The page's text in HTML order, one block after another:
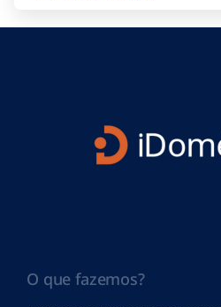
O que fazemos?